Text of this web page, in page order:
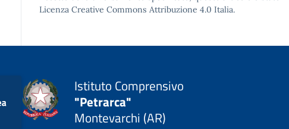
Licenza Creative Commons Attribuzione 4.0 Italia.
Istituto Comprensivo
"Petrarca"
Montevarchi (AR)